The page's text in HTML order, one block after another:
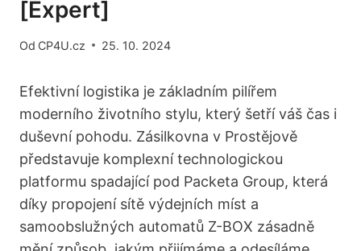
[Expert]
Od CP4U.cz 25. 10. 2024
Efektivní logistika je základním pilířem
moderního životního stylu, který šetří váš čas i
duševní pohodu. Zásilkovna v Prostějově
představuje komplexní technologickou
platformu spadající pod Packeta Group, která
díky propojení sítě výdejních míst a
samoobslužných automatů Z-BOX zásadně